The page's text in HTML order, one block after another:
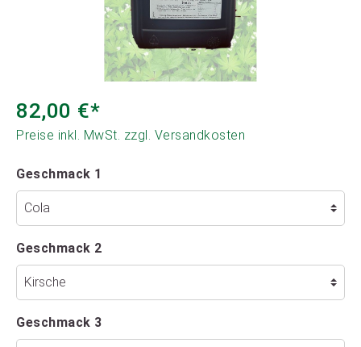
82,00 €*
Preise inkl. MwSt. zzgl. Versandkosten
Geschmack 1
Geschmack 2
Geschmack 3